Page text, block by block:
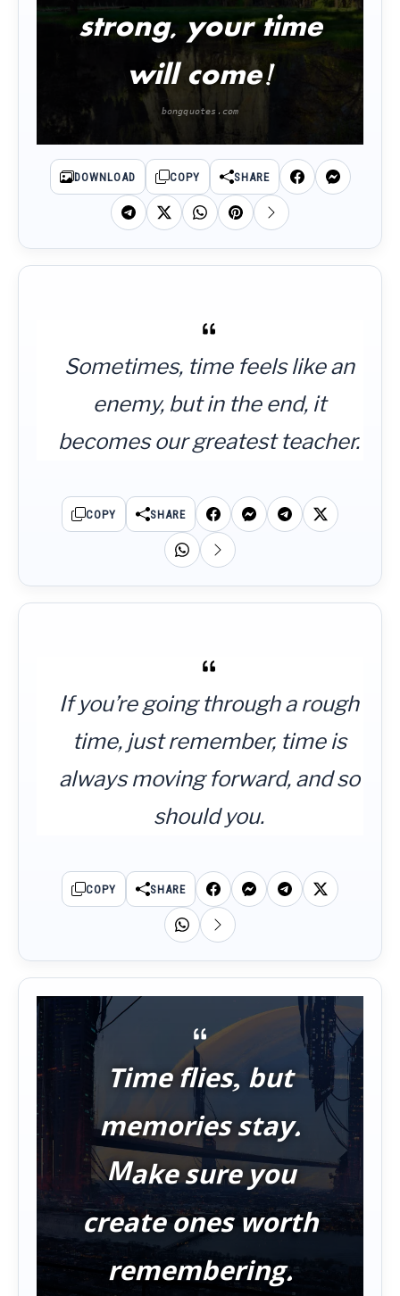
strong, your time
will come!
DOWNLOAD COPY SHARE
Sometimes, time feels like an
enemy, but in the end, it
becomes our greatest teacher.
COPY SHARE
If you’re going through a rough
time, just remember, time is
always moving forward, and so
should you.
COPY SHARE
Time flies, but
memories stay.
Make sure you
create ones worth
remembering.